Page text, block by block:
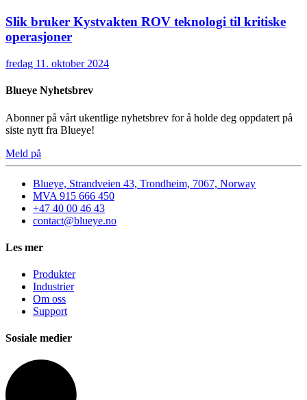
Slik bruker Kystvakten ROV teknologi til kritiske
operasjoner
fredag 11. oktober 2024
Blueye Nyhetsbrev
Abonner på vårt ukentlige nyhetsbrev for å holde deg oppdatert på
siste nytt fra Blueye!
Meld på
Blueye, Strandveien 43, Trondheim, 7067, Norway
MVA 915 666 450
+47 40 00 46 43
contact@blueye.no
Les mer
Produkter
Industrier
Om oss
Support
Sosiale medier